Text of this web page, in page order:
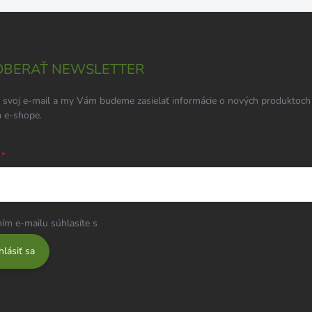
NEWSLETTER
e-mail a my Vám budeme zasielať informácie o nových
e-shope.
e-mailu súhlasíte s
sa